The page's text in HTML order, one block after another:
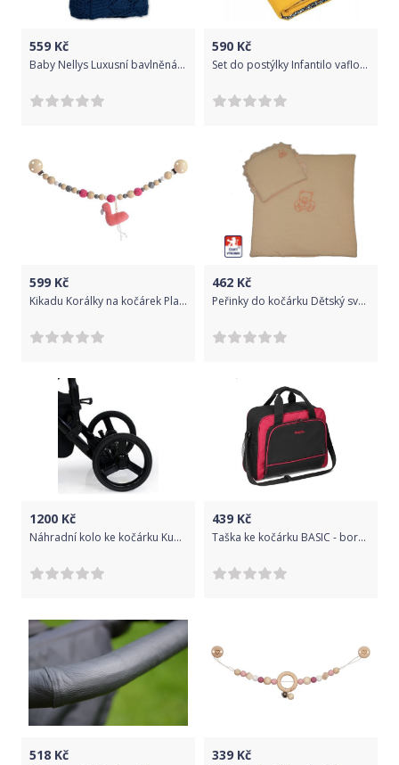
559 Kč
Baby Nellys Luxusní bavlněná hačkována deka, dečka LOVE, 75x95cm - granát
590 Kč
Set do postýlky Infantilo vaflový yellow/pebblestone
599 Kč
Kikadu Korálky na kočárek Plameňák
462 Kč
Peřinky do kočárku Dětský svět mako, světle meruňkové s medvídkem
1200 Kč
Náhradní kolo ke kočárku Kunert Tiaro - zadní
439 Kč
Taška ke kočárku BASIC - bordó
518 Kč 339 Kč